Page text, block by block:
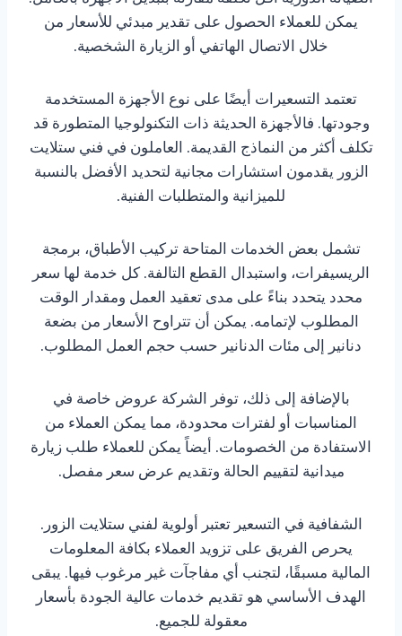
يمكن للعملاء الحصول على تقدير مبدئي للأسعار من
خلال الاتصال الهاتفي أو الزيارة الشخصية.
تعتمد التسعيرات أيضًا على نوع الأجهزة المستخدمة
وجودتها. فالأجهزة الحديثة ذات التكنولوجيا المتطورة قد
تكلف أكثر من النماذج القديمة. العاملون في فني ستلايت
الزور يقدمون استشارات مجانية لتحديد الأفضل بالنسبة
للميزانية والمتطلبات الفنية.
تشمل بعض الخدمات المتاحة تركيب الأطباق، برمجة
الريسيفرات، واستبدال القطع التالفة. كل خدمة لها سعر
محدد يتحدد بناءً على مدى تعقيد العمل ومقدار الوقت
المطلوب لإتمامه. يمكن أن تتراوح الأسعار من بضعة
دنانير إلى مئات الدنانير حسب حجم العمل المطلوب.
بالإضافة إلى ذلك، توفر الشركة عروض خاصة في
المناسبات أو لفترات محدودة، مما يمكن العملاء من
الاستفادة من الخصومات. أيضاً يمكن للعملاء طلب زيارة
ميدانية لتقييم الحالة وتقديم عرض سعر مفصل.
الشفافية في التسعير تعتبر أولوية لفني ستلايت الزور.
يحرص الفريق على تزويد العملاء بكافة المعلومات
المالية مسبقًا، لتجنب أي مفاجآت غير مرغوب فيها. يبقى
الهدف الأساسي هو تقديم خدمات عالية الجودة بأسعار
معقولة للجميع.